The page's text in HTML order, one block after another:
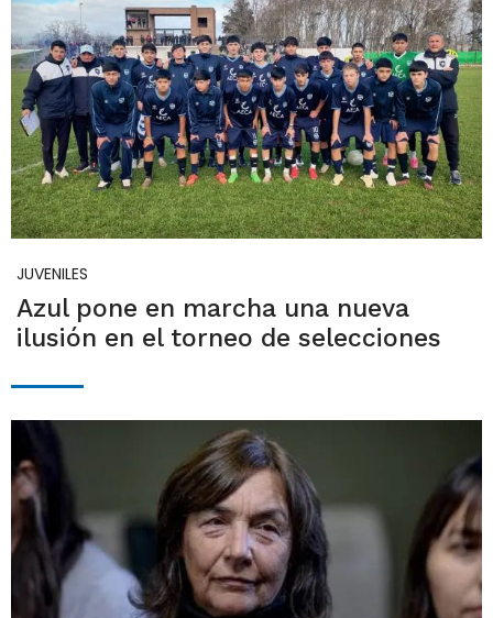
JUVENILES
Azul pone en marcha una nueva
ilusión en el torneo de selecciones